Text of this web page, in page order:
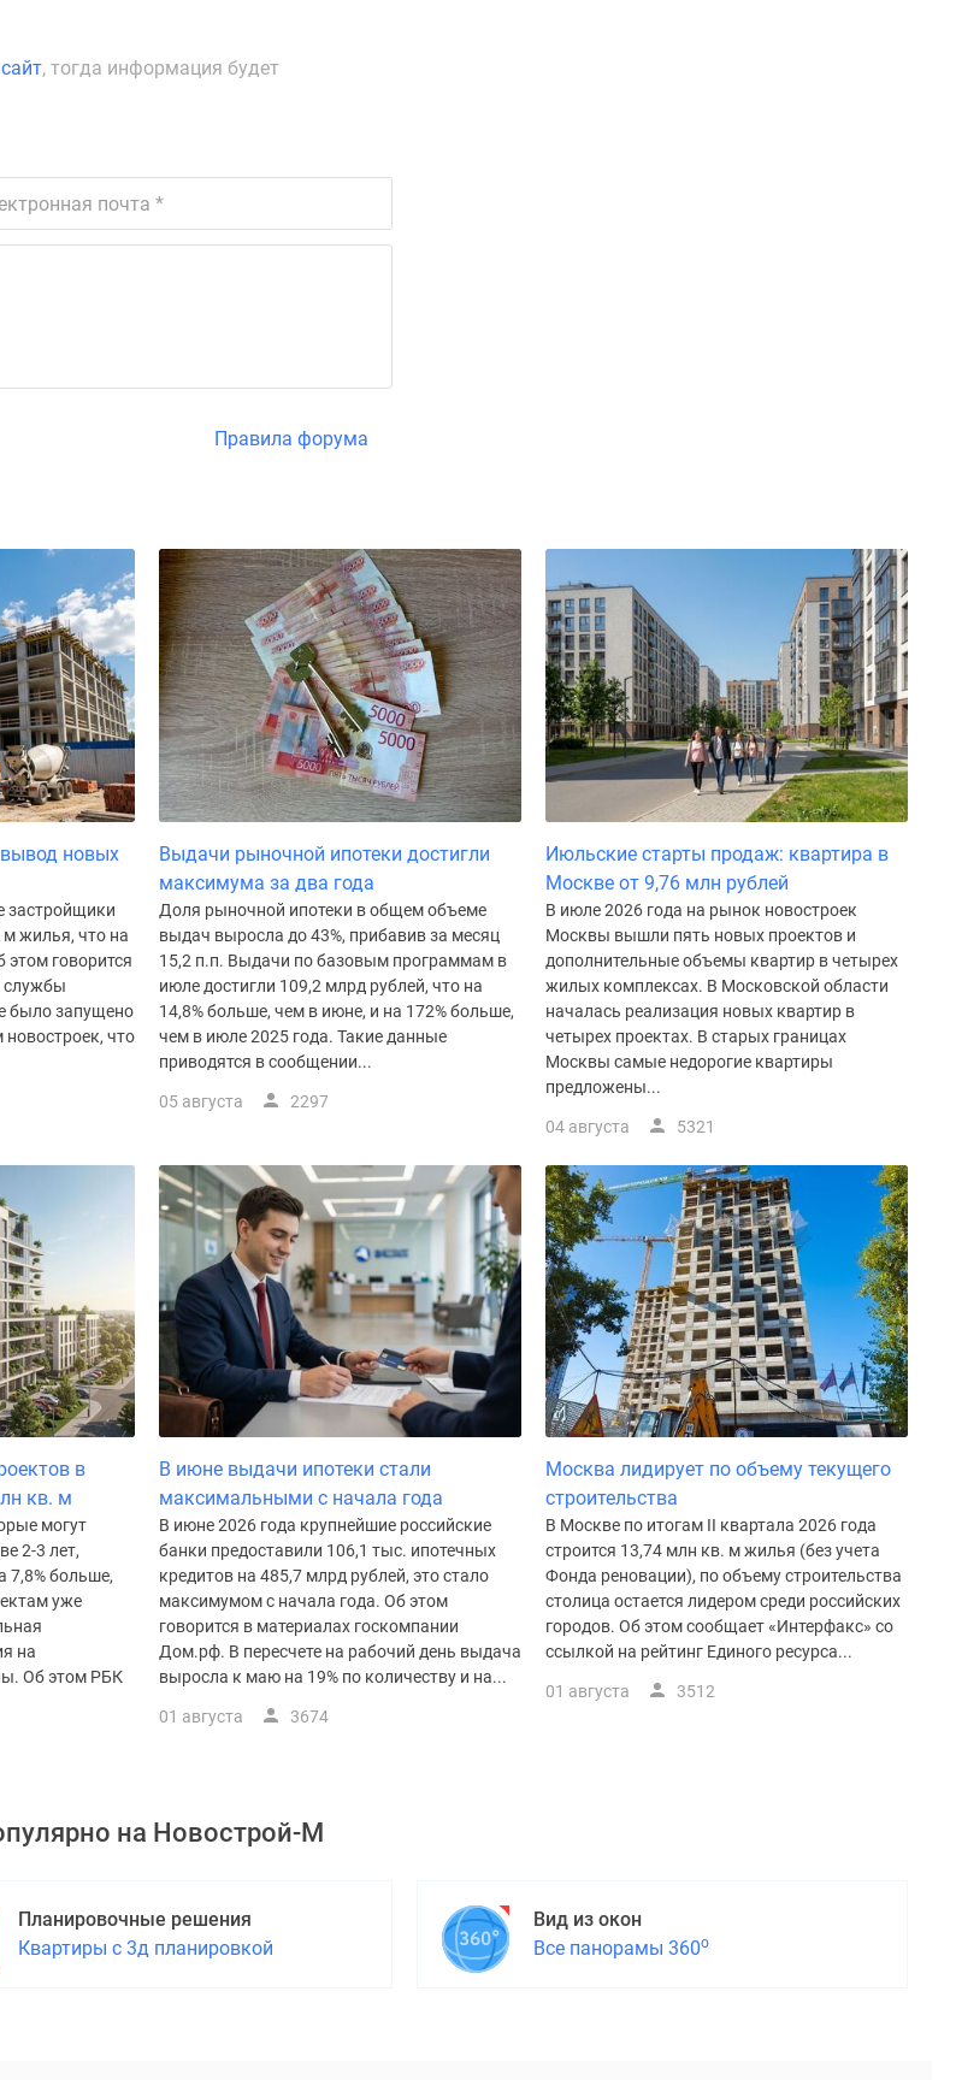
, тогда информация будет
Правила форума
новых
застройщики
жилья, что на
этом говорится
службы
было запущено
новостроек, что
Выдачи рыночной ипотеки достигли
максимума за два года
Доля рыночной ипотеки в общем объеме
выдач выросла до 43%, прибавив за месяц
15,2 п.п. Выдачи по базовым программам в
июле достигли 109,2 млрд рублей, что на
14,8% больше, чем в июне, и на 172% больше,
чем в июле 2025 года. Такие данные
приводятся в сообщении...
05 августа 2297
Июльские старты продаж: квартира в
Москве от 9,76 млн рублей
В июле 2026 года на рынок новостроек
Москвы вышли пять новых проектов и
дополнительные объемы квартир в четырех
жилых комплексах. В Московской области
началась реализация новых квартир в
четырех проектах. В старых границах
Москвы самые недорогие квартиры
предложены...
04 августа 5321
в
кв. м
могут
2-3 лет,
7,8% больше,
уже
на
Об этом РБК
В июне выдачи ипотеки стали
максимальными с начала года
В июне 2026 года крупнейшие российские
банки предоставили 106,1 тыс. ипотечных
кредитов на 485,7 млрд рублей, это стало
максимумом с начала года. Об этом
говорится в материалах госкомпании
Дом.рф. В пересчете на рабочий день выдача
выросла к маю на 19% по количеству и на...
01 августа 3674
Москва лидирует по объему текущего
строительства
В Москве по итогам II квартала 2026 года
строится 13,74 млн кв. м жилья (без учета
Фонда реновации), по объему строительства
столица остается лидером среди российских
городов. Об этом сообщает «Интерфакс» со
ссылкой на рейтинг Единого ресурса...
01 августа 3512
на Новострой-М
Планировочные решения
Квартиры с 3д планировкой
Вид из окон
Все панорамы 360о